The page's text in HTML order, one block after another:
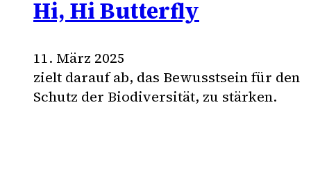
Hi, Hi Butterfly
11. März 2025
zielt darauf ab, das Bewusstsein für den
Schutz der Biodiversität, zu stärken.